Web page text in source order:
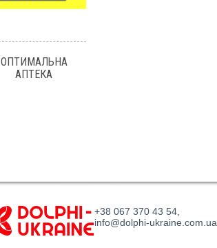
ОПТИМАЛЬНА
АПТЕКА
+38 067 370 43 54,
info@dolphi-ukraine.com.ua